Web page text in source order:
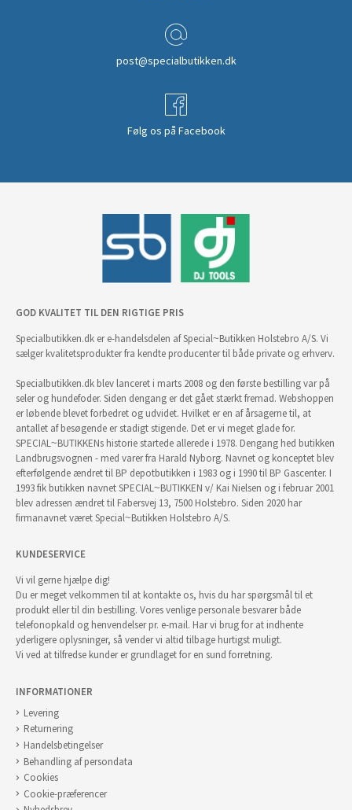
post@specialbutikken.dk
Følg os på Facebook
GOD KVALITET TIL DEN RIGTIGE PRIS
Specialbutikken.dk er e-handelsdelen af Special~Butikken Holstebro A/S. Vi
sælger kvalitetsprodukter fra kendte producenter til både private og erhverv.
Specialbutikken.dk blev lanceret i marts 2008 og den første bestilling var på
seler og hundefoder. Siden dengang er det gået stærkt fremad. Webshoppen
er løbende blevet forbedret og udvidet. Hvilket er en af årsagerne til, at
antallet af besøgende er stadigt stigende. Det er vi meget glade for.
SPECIAL~BUTIKKENs historie startede allerede i 1978. Dengang hed butikken
Landbrugsvognen - med varer fra Harald Nyborg. Navnet og konceptet blev
efterfølgende ændret til BP depotbutikken i 1983 og i 1990 til BP Gascenter. I
1993 fik butikken navnet SPECIAL~BUTIKKEN v/ Kai Nielsen og i februar 2001
blev adressen ændret til Fabersvej 13, 7500 Holstebro. Siden 2020 har
firmanavnet været Special~Butikken Holstebro A/S.
KUNDESERVICE
Vi vil gerne hjælpe dig!
Du er meget velkommen til at kontakte os, hvis du har spørgsmål til et
produkt eller til din bestilling. Vores venlige personale besvarer både
telefonopkald og henvendelser pr. e-mail. Har vi brug for at indhente
yderligere oplysninger, så vender vi altid tilbage hurtigst muligt.
Vi ved at tilfredse kunder er grundlaget for en sund forretning.
INFORMATIONER
Levering
Returnering
Handelsbetingelser
Behandling af persondata
Cookies
Cookie-præferencer